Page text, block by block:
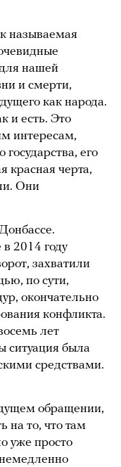
называемая
нашей
и смерти,
как народа.
и есть. Это
интересам,
его
красная черта,
Они
2014 году
захватили
по сути,
окончательно
конфликта.
лет
ситуация была
средствами.
обращении,
на то, что там
уже просто